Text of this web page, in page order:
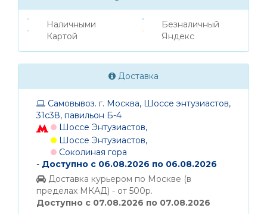
Наличными
Картой
Безналичный
Яндекс
Доставка
Самовывоз. г. Москва, Шоссе энтузиастов,
31с38, павильон Б-4
Шоссе Энтузиастов,
Шоссе Энтузиастов,
Соколиная гора
- Доступно с 06.08.2026 по 06.08.2026
Доставка курьером по Москве (в
пределах МКАД) - от 500р.
Доступно с 07.08.2026 по 07.08.2026